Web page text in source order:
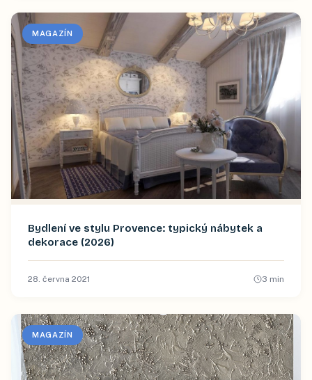
MAGAZÍN
Bydlení ve stylu Provence: typický nábytek a
dekorace (2026)
28. června 2021 3 min
MAGAZÍN